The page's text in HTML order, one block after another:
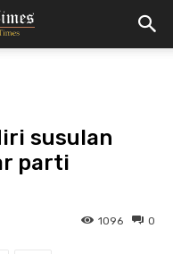
susulan
parti
0
1096